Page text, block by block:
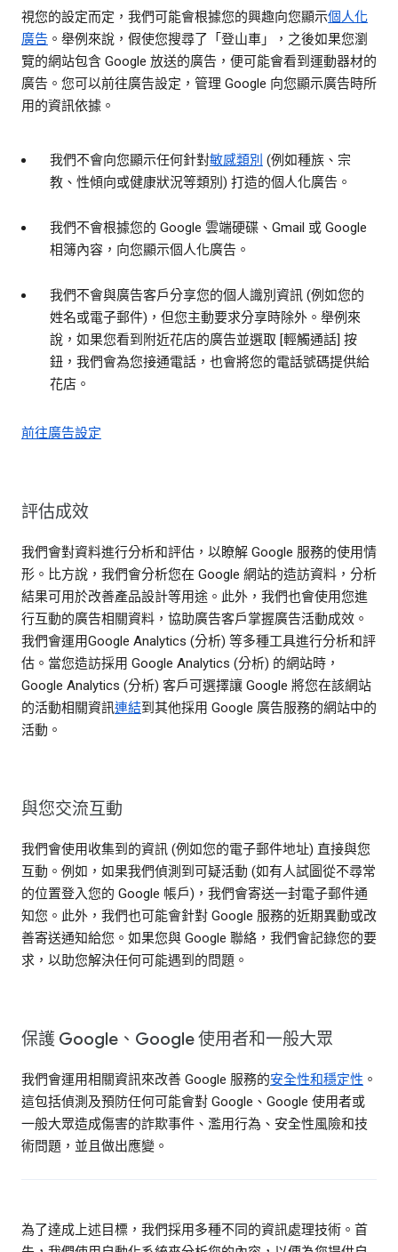
視您的設定而定，我們可能會根據您的興趣向您顯示個人化
廣告 。舉例來說，假使您搜尋了「登山車」，之後如果您瀏
覽的網站包含 Google 放送的廣告，便可能會看到運動器材的
廣告。您可以前往廣告設定，管理 Google 向您顯示廣告時所
用的資訊依據。
我們不會向您顯示任何針對敏感類別 (例如種族、宗
教、性傾向或健康狀況等類別) 打造的個人化廣告。
我們不會根據您的 Google 雲端硬碟、Gmail 或 Google
相簿內容，向您顯示個人化廣告。
我們不會與廣告客戶分享您的個人識別資訊 (例如您的
姓名或電子郵件)，但您主動要求分享時除外。舉例來
說，如果您看到附近花店的廣告並選取 [輕觸通話] 按
鈕，我們會為您接通電話，也會將您的電話號碼提供給
花店。
前往廣告設定
評估成效
我們會對資料進行分析和評估，以瞭解 Google 服務的使用情
形。比方說，我們會分析您在 Google 網站的造訪資料，分析
結果可用於改善產品設計等用途。此外，我們也會使用您進
行互動的廣告相關資料，協助廣告客戶掌握廣告活動成效。
我們會運用Google Analytics (分析) 等多種工具進行分析和評
估。當您造訪採用 Google Analytics (分析) 的網站時，
Google Analytics (分析) 客戶可選擇讓 Google 將您在該網站
的活動相關資訊連結到其他採用 Google 廣告服務的網站中的
活動。
與您交流互動
我們會使用收集到的資訊 (例如您的電子郵件地址) 直接與您
互動。例如，如果我們偵測到可疑活動 (如有人試圖從不尋常
的位置登入您的 Google 帳戶)，我們會寄送一封電子郵件通
知您。此外，我們也可能會針對 Google 服務的近期異動或改
善寄送通知給您。如果您與 Google 聯絡，我們會記錄您的要
求，以助您解決任何可能遇到的問題。
保護 Google、Google 使用者和一般大眾
我們會運用相關資訊來改善 Google 服務的安全性和穩定性 。
這包括偵測及預防任何可能會對 Google、Google 使用者或
一般大眾造成傷害的詐欺事件、濫用行為、安全性風險和技
術問題，並且做出應變。
為了達成上述目標，我們採用多種不同的資訊處理技術。首